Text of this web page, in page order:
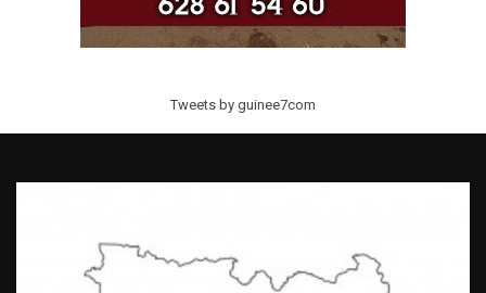
Tweets by guinee7com